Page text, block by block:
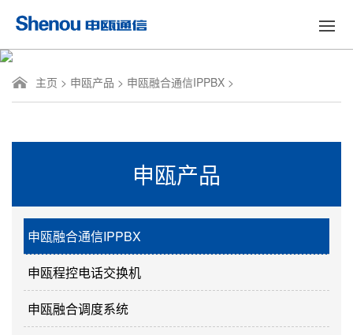
主页 > 申瓯产品 > 申瓯融合通信IPPBX >
申瓯产品
申瓯融合通信IPPBX
申瓯程控电话交换机
申瓯融合调度系统